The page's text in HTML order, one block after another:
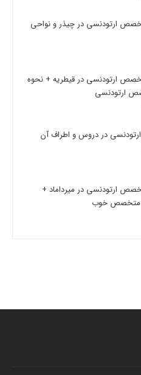
ارتودنسی در چیذر و نواحی
ارتودنسی در قیطریه + نحوه
ارتودنسی
در دروس و اطراف آن
ارتودنسی در میرداماد +
متخصص خوب